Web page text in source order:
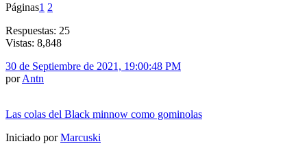
Páginas1 2
Respuestas: 25
Vistas: 8,848
30 de Septiembre de 2021, 19:00:48 PM
porAntn
Las colas del Black minnow como gominolas
Iniciado porMarcuski